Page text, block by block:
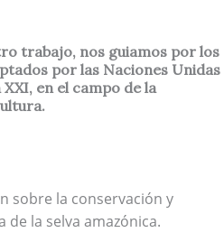
trabajo, nos guiamos por los
por las Naciones Unidas
en el campo de la
sobre la conservación y
de la selva amazónica.